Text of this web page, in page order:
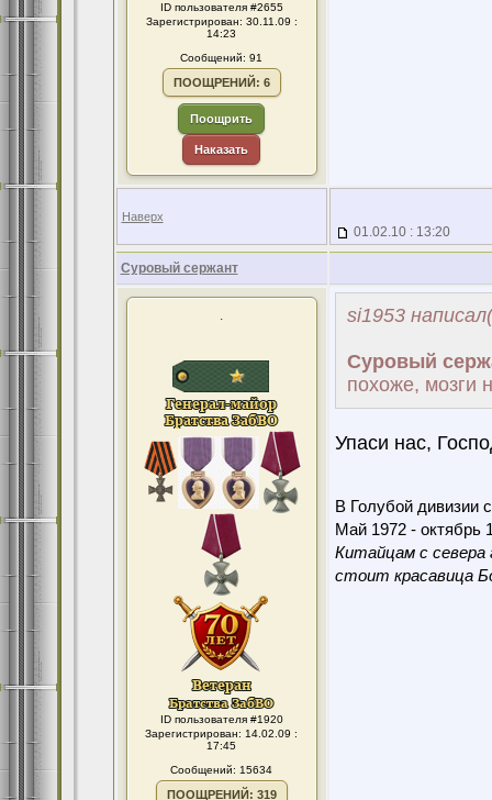
ID пользователя #2655
Зарегистрирован: 30.11.09 :
14:23
Сообщений: 91
ПООЩРЕНИЙ: 6
Поощрить
Наказать
Наверх
01.02.10 : 13:20
Суровый сержант
.
ID пользователя #1920
Зарегистрирован: 14.02.09 :
17:45
Сообщений: 15634
ПООЩРЕНИЙ: 319
si1953
Суровый
похоже, мозги
Упаси нас,
В Голубой дивизии
Май 1972 - октябрь
Китайцам с севера
стоит красавица